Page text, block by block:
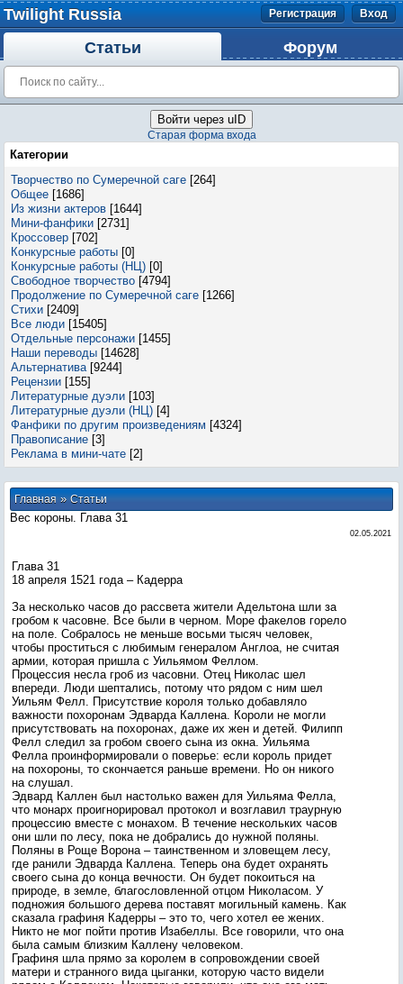
Twilight Russia Регистрация Вход
Статьи Форум
Войти через uID
Старая форма входа
Категории
Творчество по Сумеречной саге [264]
Общее [1686]
Из жизни актеров [1644]
Мини-фанфики [2731]
Кроссовер [702]
Конкурсные работы [0]
Конкурсные работы (НЦ) [0]
Свободное творчество [4794]
Продолжение по Сумеречной саге [1266]
Стихи [2409]
Все люди [15405]
Отдельные персонажи [1455]
Наши переводы [14628]
Альтернатива [9244]
Рецензии [155]
Литературные дуэли [103]
Литературные дуэли (НЦ) [4]
Фанфики по другим произведениям [4324]
Правописание [3]
Реклама в мини-чате [2]
Главная»Статьи
Вес короны. Глава 31
02.05.2021
Глава 31
18 апреля 1521 года – Кадерра
За несколько часов до рассвета жители Адельтона шли за
гробом к часовне. Все были в черном. Море факелов горело
на поле. Собралось не меньше восьми тысяч человек,
чтобы проститься с любимым генералом Англоа, не считая
армии, которая пришла с Уильямом Феллом.
Процессия несла гроб из часовни. Отец Николас шел
впереди. Люди шептались, потому что рядом с ним шел
Уильям Фелл. Присутствие короля только добавляло
важности похоронам Эдварда Каллена. Короли не могли
присутствовать на похоронах, даже их жен и детей. Филипп
Фелл следил за гробом своего сына из окна. Уильяма
Фелла проинформировали о поверье: если король придет
на похороны, то скончается раньше времени. Но он никого
на слушал.
Эдвард Каллен был настолько важен для Уильяма Фелла,
что монарх проигнорировал протокол и возглавил траурную
процессию вместе с монахом. В течение нескольких часов
они шли по лесу, пока не добрались до нужной поляны.
Поляны в Роще Ворона – таинственном и зловещем лесу,
где ранили Эдварда Каллена. Теперь она будет охранять
своего сына до конца вечности. Он будет покоиться на
природе, в земле, благословленной отцом Николасом. У
подножия большого дерева поставят могильный камень. Как
сказала графиня Кадерры – это то, чего хотел ее жених.
Никто не мог пойти против Изабеллы. Все говорили, что она
была самым близким Каллену человеком.
Графиня шла прямо за королем в сопровождении своей
матери и странного вида цыганки, которую часто видели